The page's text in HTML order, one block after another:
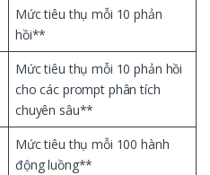
Mức tiêu thụ mỗi 10 phản
hồi**
Mức tiêu thụ mỗi 10 phản hồi
cho các prompt phân tích
chuyên sâu**
Mức tiêu thụ mỗi 100 hành
động luồng**